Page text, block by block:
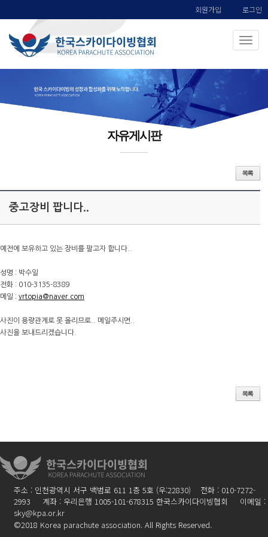
회원가입 로그인
자유게시판
중고장비 팝니다..
예전에 보유하고 있는 장비를 팔고자 합니다..
성명 : 박수일
전화 : 010-3135-8389
메일 : vrtopia@naver.com
사진이 용량관계로 못 올리므로.. 메일주시면..
사진을 보내드리겠습니다.
주소 : 인천광역시 서구 백범로 611 1층 5호 (우:22830) 전화 : 010-7272-
2993 계좌 : 우리은행 1005-101-678315 한국스카이다이빙협회 이메일 :
sky@kpa.or.kr
©2018 Korea parachute association. All Rights Reserved.